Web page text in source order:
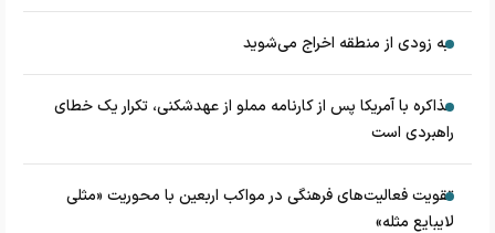
به زودی از منطقه اخراج می‌شوید
مذاکره با آمریکا پس از کارنامه مملو از عهدشکنی، تکرار یک خطای
راهبردی است
تقویت فعالیت‌های فرهنگی در مواکب اربعین با محوریت «مثلی
لایبایع مثله»